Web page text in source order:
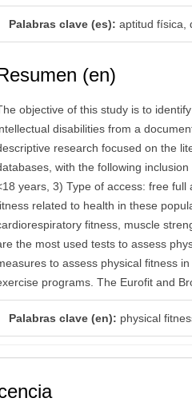
Palabras clave (es): aptitud física,
(en)
objective of this study is to
disabilities from a
research focused on the
with the following
years, 3) Type of access: free
related to health in these
fitness, muscle
the most used tests to assess
to assess physical fitness
programs. The Eurofit and
Palabras clave (en): physical